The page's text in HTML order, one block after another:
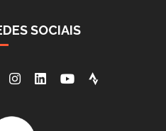
SOCIAIS